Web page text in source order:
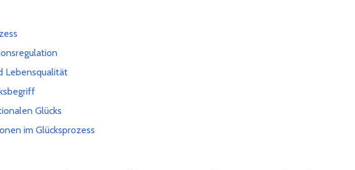
Lebensqualität
Glücks
im Glücksprozess